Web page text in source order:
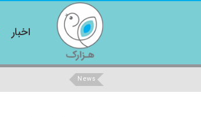
اخبار
News